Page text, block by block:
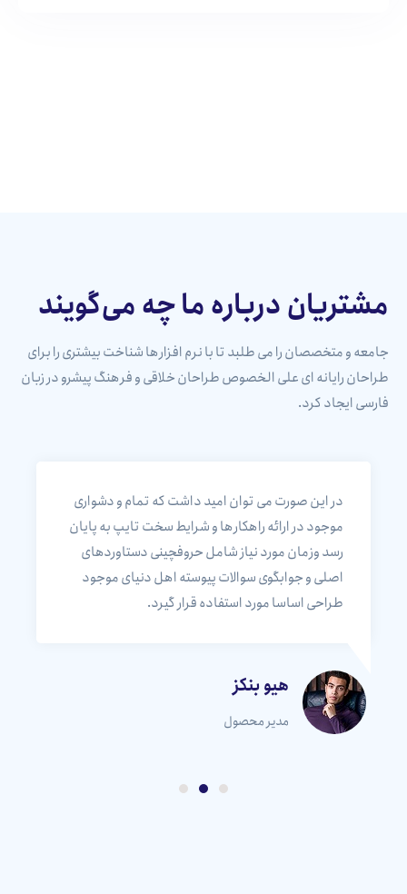
مشتریان درباره ما چه می‌گویند
جامعه و متخصصان را می طلبد تا با نرم افزارها شناخت بیشتری را برای
طراحان رایانه ای علی الخصوص طراحان خلاقی و فرهنگ پیشرو در زبان
فارسی ایجاد کرد.
در این صورت می توان امید داشت که تمام و دشواری
موجود در ارائه راهکارها و شرایط سخت تایپ به پایان
رسد وزمان مورد نیاز شامل حروفچینی دستاوردهای
اصلی و جوابگوی سوالات پیوسته اهل دنیای موجود
طراحی اساسا مورد استفاده قرار گیرد.
هیو بنکز
مدیر محصول